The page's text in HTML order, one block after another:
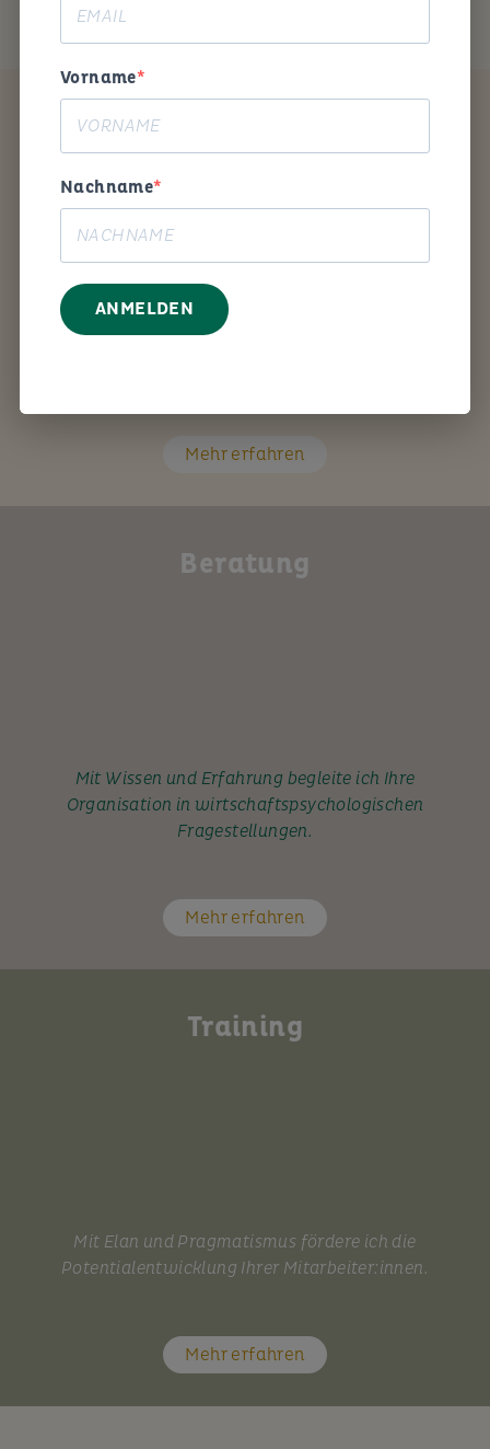
Mit den richtigen Fragen unterstütze ich Sie Schritt
Mehr erfahren
Beratung
Mit Wissen und Erfahrung begleite ich Ihre
Organisation in wirtschaftspsychologischen
Fragestellungen.
Mehr erfahren
Training
Mit Elan und Pragmatismus fördere ich die
Potentialentwicklung Ihrer Mitarbeiter:innen.
Mehr erfahren
Vorname
Nachname
ANMELDEN